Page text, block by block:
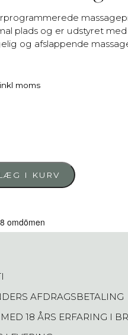
plads og er udstyret
og afslappende
inkl moms
I KURV
AFDRAGSBETALING
18 ÅRS ERFARING I